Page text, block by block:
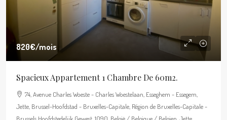
820€/mois
Spacieux Appartement 1 Chambre De 60m2.
74, Avenue Charles Woeste - Charles Woestelaan, Esseghem - Essegem,
Jette, Brussel-Hoofdstad - Bruxelles-Capitale, Région de Bruxelles-Capitale -